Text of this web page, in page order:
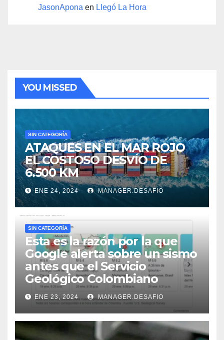
JasonApona en Llegó La Hora
YOU MISSED
SIN CATEGORÍA
ATAQUES EN EL MAR ROJO
EL COSTOSO DESVÍO DE
6.500 KM
ENE 24, 2024 MANAGER.DESAFIO
SIN CATEGORÍA
Esta es la razón por la que
Google alerta sobre un sismo
antes que el Servicio
Geológico Colombiano
ENE 23, 2024 MANAGER.DESAFIO